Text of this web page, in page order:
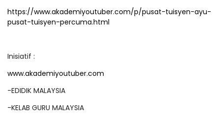
https://www.akademiyoutuber.com/p/pusat-tuisyen-ayu-
pusat-tuisyen-percuma.html
Inisiatif :
www.akademiyoutuber.com
-EDIDIK MALAYSIA
-KELAB GURU MALAYSIA